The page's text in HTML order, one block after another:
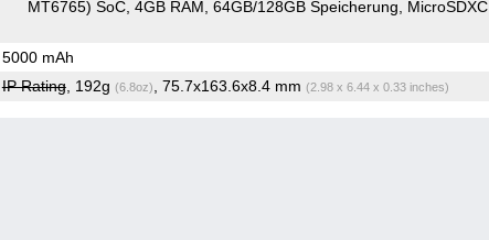
MT6765) SoC 4GB RAM 64GB/128GB Speicherung MicroSDXC
5000 mAh
IP Rating, 192g (6.8oz) , 75.7x163.6x8.4 mm (2.98 x 6.44 x 0.33 inches)